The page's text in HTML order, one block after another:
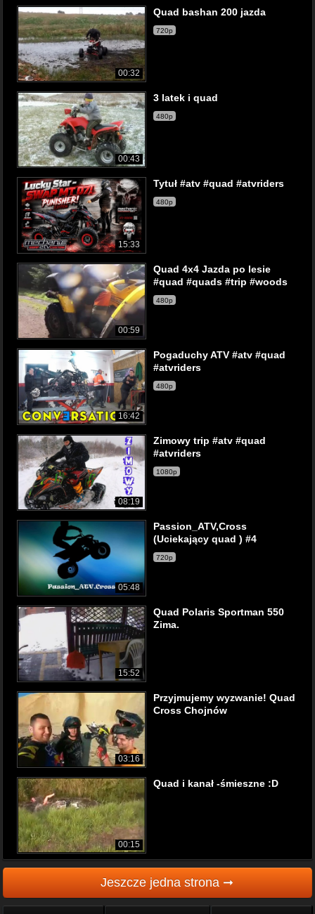
00:32
Quad bashan 200 jazda
720p
00:43
3 latek i quad
480p
15:33
Tytuł #atv #quad #atvriders
480p
00:59
Quad 4x4 Jazda po lesie
#quad #quads #trip #woods
480p
16:42
Pogaduchy ATV #atv #quad
#atvriders
480p
08:19
Zimowy trip #atv #quad
#atvriders
1080p
05:48
Passion_ATV,Cross
(Uciekający quad ) #4
720p
15:52
Quad Polaris Sportman 550
Zima.
03:16
Przyjmujemy wyzwanie! Quad
Cross Chojnów
00:15
Quad i kanał -śmieszne :D
Jeszcze jedna strona ➞